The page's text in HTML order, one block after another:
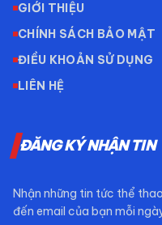
GIỚI THIỆU
CHÍNH SÁCH BẢO MẬT
ĐIỀU KHOẢN SỬ DỤNG
LIÊN HỆ
ĐĂNG KÝ NHẬN TIN
Nhận những tin tức thể
đến email của bạn mỗi